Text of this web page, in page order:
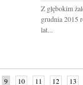
Z głębokim
grudnia 2015
lat...
9 10 11 12 13